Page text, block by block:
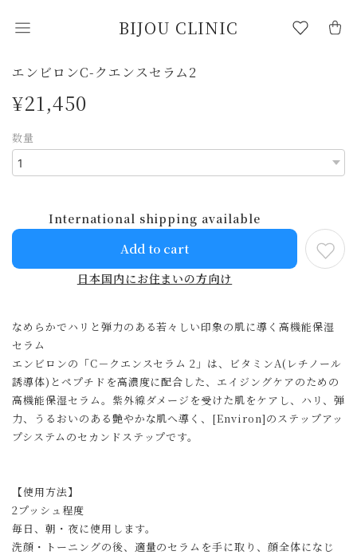
BIJOU CLINIC
エンビロンC-クエンスセラム2
¥21,450
数量
International shipping available
Add to cart
日本国内にお住まいの方向け
なめらかでハリと弾力のある若々しい印象の肌に導く高機能保湿
セラム
エンビロンの「C－クエンスセラム 2」は、ビタミンA(レチノール
誘導体)とペプチドを高濃度に配合した、エイジングケアのための
高機能保湿セラム。紫外線ダメージを受けた肌をケアし、ハリ、弾
力、うるおいのある艶やかな肌へ導く、[Environ]のステップアッ
プシステムのセカンドステップです。
【使用方法】
2プッシュ程度
毎日、朝・夜に使用します。
洗顔・トーニングの後、適量のセラムを手に取り、顔全体になじ